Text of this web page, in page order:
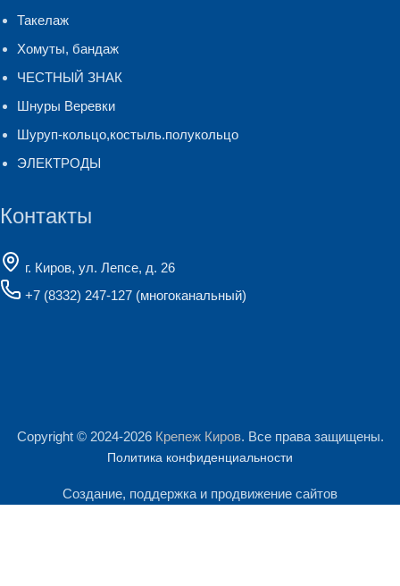
Такелаж
Хомуты, бандаж
ЧЕСТНЫЙ ЗНАК
Шнуры Веревки
Шуруп-кольцо,костыль.полукольцо
ЭЛЕКТРОДЫ
Контакты
г. Киров, ул. Лепсе, д. 26
+7 (8332) 247-127 (многоканальный)
Copyright © 2024-2026 Крепеж Киров. Все права защищены.
Политика конфиденциальности
Создание, поддержка и продвижение сайтов